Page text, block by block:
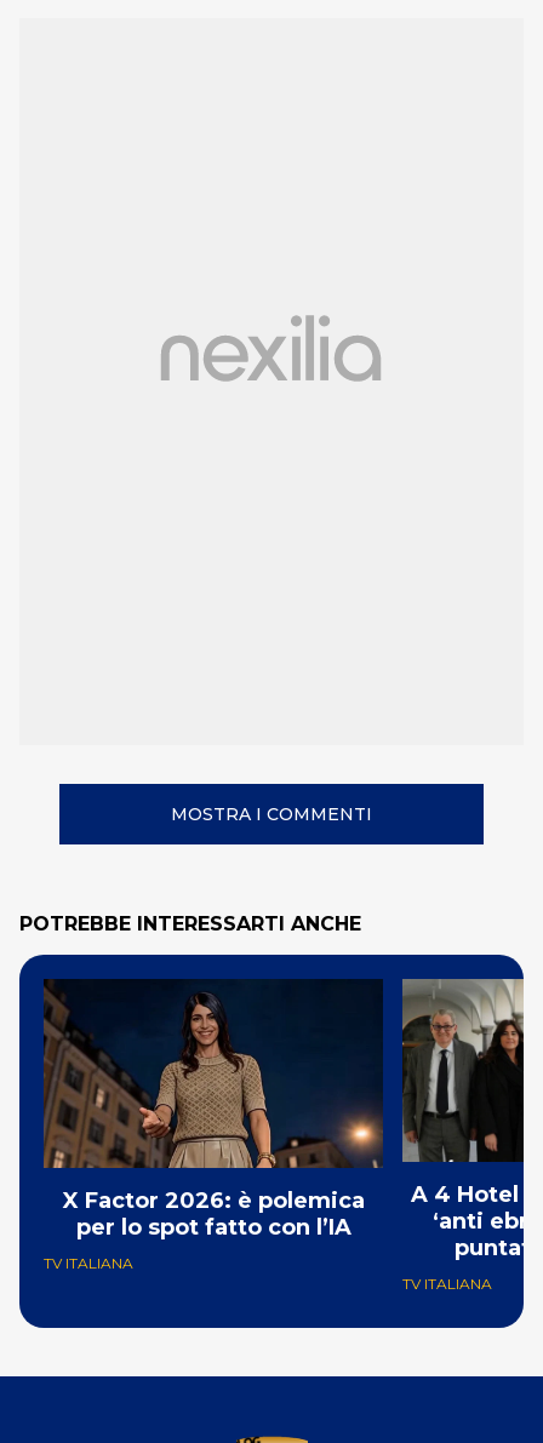
MOSTRA I COMMENTI
POTREBBE INTERESSARTI ANCHE
X Factor 2026: è polemica
per lo spot fatto con l’IA
TV ITALIANA
A 4 Hotel
‘anti
TV ITALIANA